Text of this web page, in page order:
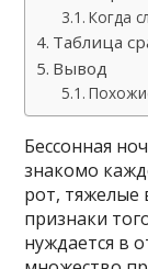
Когда
Таблица
Вывод
Бессонная
знакомо
рот, тяжелые
признаки
нуждается в